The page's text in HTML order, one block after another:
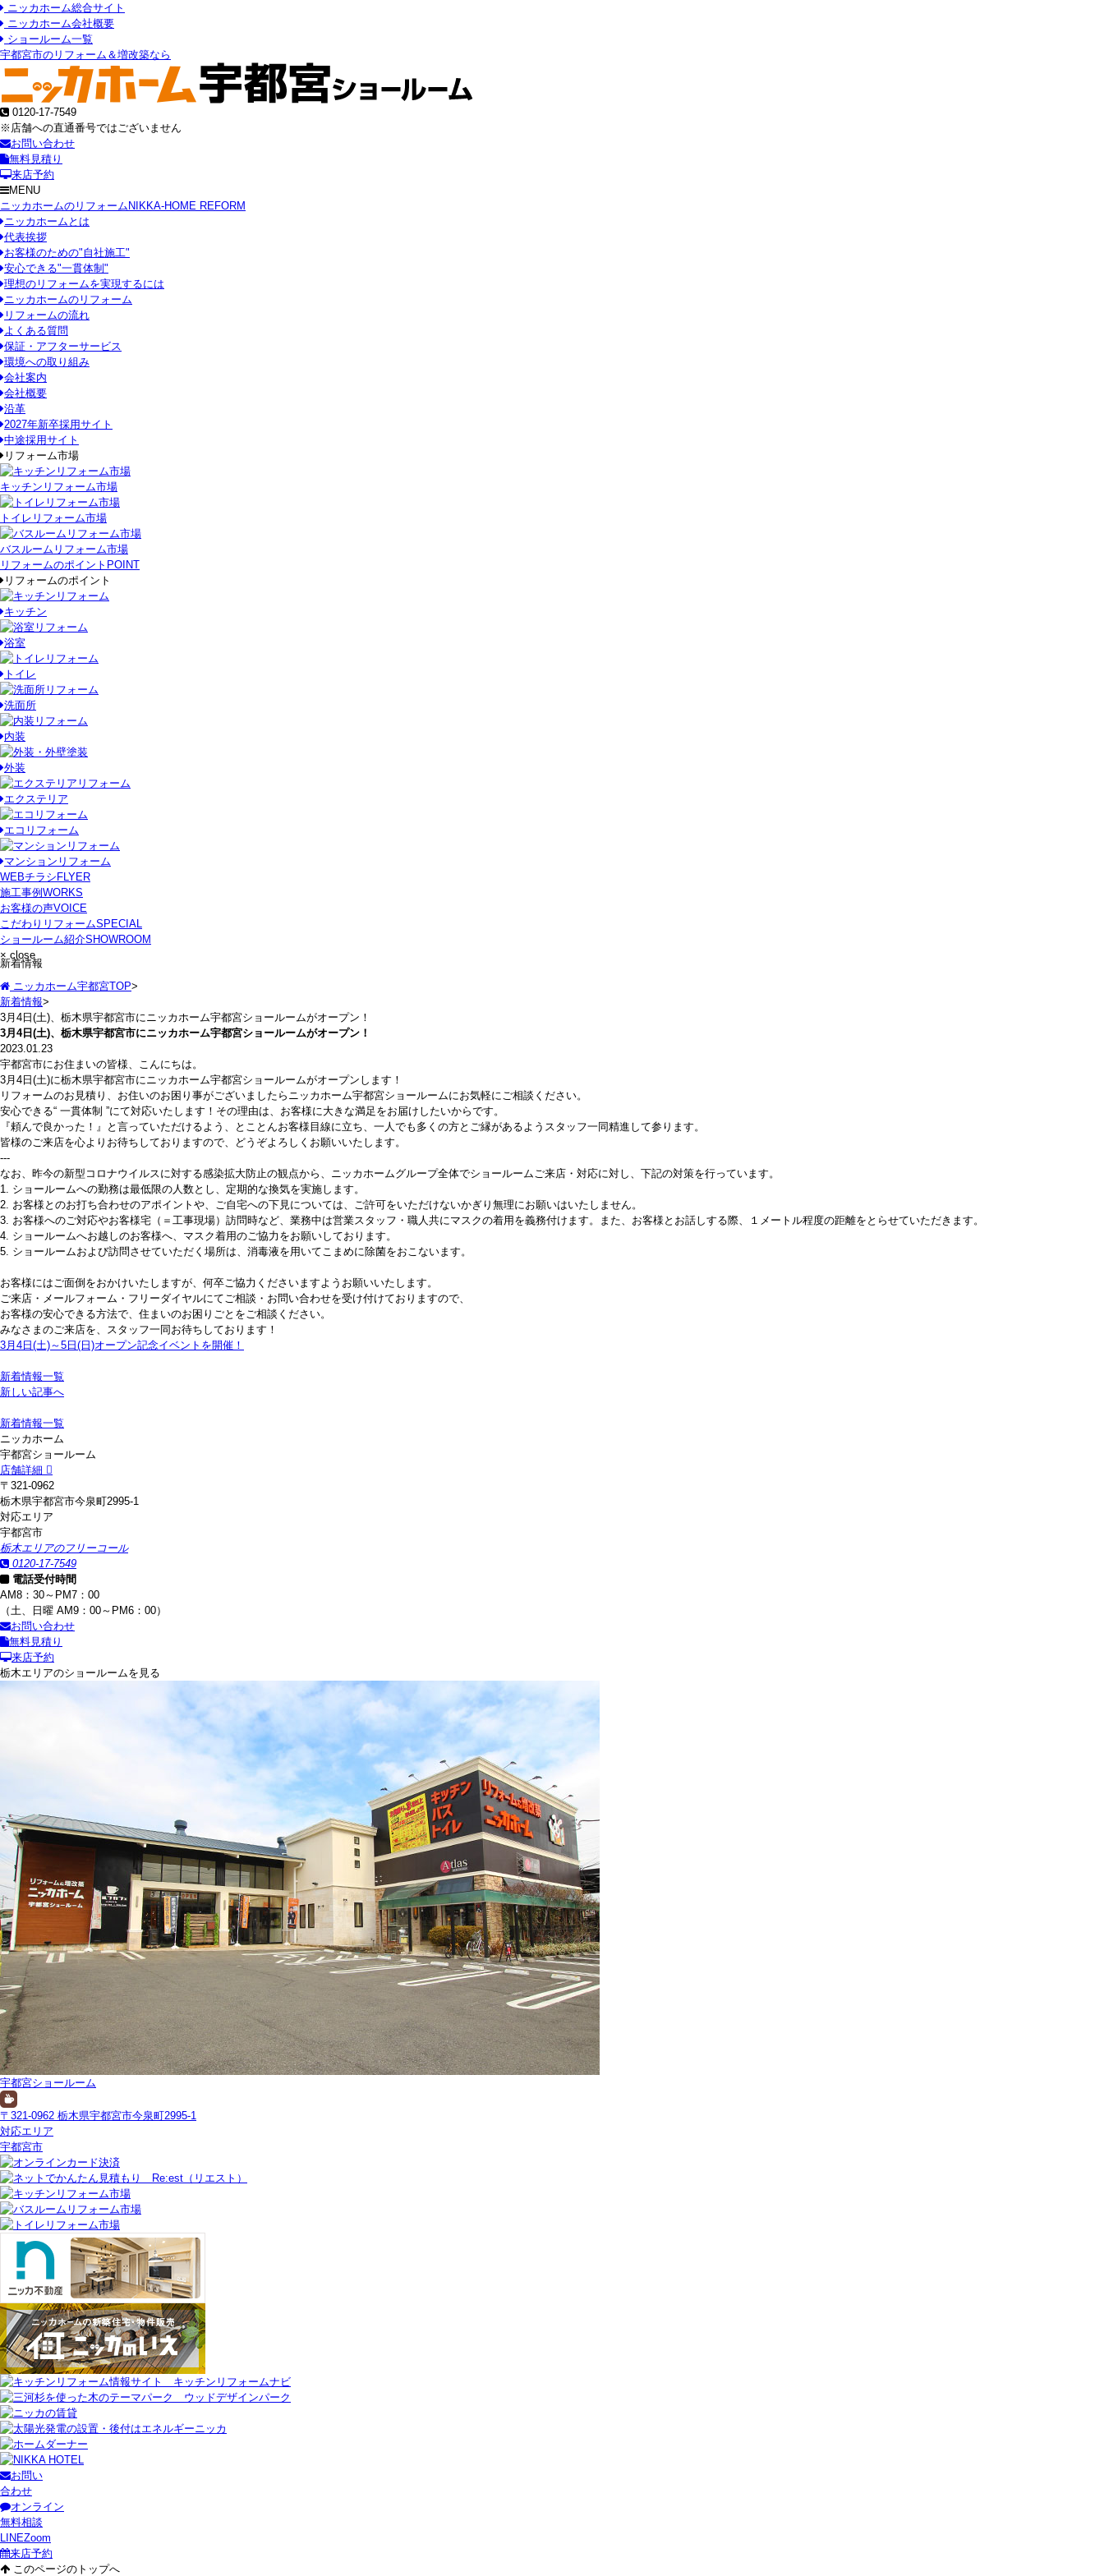
ニッカホーム総合サイト
ニッカホーム会社概要
ショールーム一覧
宇都宮市のリフォーム＆増改築なら
0120-17-7549
※店舗への直通番号ではございません
お問い合わせ
無料見積り
来店予約
MENU
ニッカホームのリフォーム NIKKA-HOME REFORM
ニッカホームとは
代表挨拶
お客様のための"自社施工"
安心できる"一貫体制"
理想のリフォームを実現するには
ニッカホームのリフォーム
リフォームの流れ
よくある質問
保証・アフターサービス
環境への取り組み
会社案内
会社概要
沿革
2027年新卒採用サイト
中途採用サイト
リフォーム市場
キッチンリフォーム市場
トイレリフォーム市場
バスルームリフォーム市場
リフォームのポイント POINT
リフォームのポイント
キッチン
浴室
トイレ
洗面所
内装
外装
エクステリア
エコリフォーム
マンションリフォーム
WEBチラシ FLYER
施工事例 WORKS
お客様の声VOICE
こだわりリフォームSPECIAL
ショールーム紹介SHOWROOM
× close
新着情報
ニッカホーム宇都宮TOP>
新着情報>
3月4日(土)、栃木県宇都宮市にニッカホーム宇都宮ショールームがオープン！
3月4日(土)、栃木県宇都宮市にニッカホーム宇都宮ショールームがオープン！
2023.01.23
宇都宮市にお住まいの皆様、こんにちは。
3月4日(土)に栃木県宇都宮市にニッカホーム宇都宮ショールームがオープンします！
リフォームのお見積り、お住いのお困り事がございましたらニッカホーム宇都宮ショールームにお気軽にご相談ください。
安心できる“ 一貫体制 ”にて対応いたします！その理由は、お客様に大きな満足をお届けしたいからです。
『頼んで良かった！』と言っていただけるよう、とことんお客様目線に立ち、一人でも多くの方とご縁があるようスタッフ一同精進して参ります。
皆様のご来店を心よりお待ちしておりますので、どうぞよろしくお願いいたします。
---
なお、昨今の新型コロナウイルスに対する感染拡大防止の観点から、ニッカホームグループ全体でショールームご来店・対応に対し、下記の対策を行っています。
1. ショールームへの勤務は最低限の人数とし、定期的な換気を実施します。
2. お客様とのお打ち合わせのアポイントや、ご自宅への下見については、ご許可をいただけないかぎり無理にお願いはいたしません。
3. お客様へのご対応やお客様宅（＝工事現場）訪問時など、業務中は営業スタッフ・職人共にマスクの着用を義務付けます。また、お客様とお話しする際、１メートル程度の距離をとらせていただきます。
4. ショールームへお越しのお客様へ、マスク着用のご協力をお願いしております。
5. ショールームおよび訪問させていただく場所は、消毒液を用いてこまめに除菌をおこないます。
お客様にはご面倒をおかけいたしますが、何卒ご協力くださいますようお願いいたします。
ご来店・メールフォーム・フリーダイヤルにてご相談・お問い合わせを受け付けておりますので、
お客様の安心できる方法で、住まいのお困りごとをご相談ください。
みなさまのご来店を、スタッフ一同お待ちしております！
3月4日(土)～5日(日)オープン記念イベントを開催！
新着情報一覧
新しい記事へ
新着情報一覧
ニッカホーム
宇都宮ショールーム
店舗詳細
〒321-0962
栃木県宇都宮市今泉町2995-1
対応エリア
宇都宮市
栃木エリアのフリーコール
0120-17-7549
電話受付時間
AM8：30～PM7：00
（土、日曜 AM9：00～PM6：00）
お問い合わせ
無料見積り
来店予約
栃木エリアのショールームを見る
宇都宮ショールーム
〒321-0962 栃木県宇都宮市今泉町2995-1
対応エリア
宇都宮市
お問い
合わせ
オンライン
無料相談
LINEZoom
来店予約
このページのトップへ